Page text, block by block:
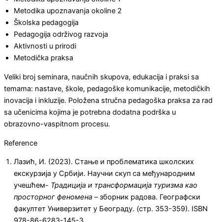
Metodika upoznavanja okoline 2
Školska pedagogija
Pedagogija održivog razvoja
Aktivnosti u prirodi
Metodička praksa
Veliki broj seminara, naučnih skupova, edukacija i praksi sa
temama: nastave, škole, pedagoške komunikacije, metodičkih
inovacija i inkluzije. Položena stručna pedagoška praksa za rad
sa učenicima kojima je potrebna dodatna podrška u
obrazovno-vaspitnom procesu.
Reference
Лазић, И. (2023). Стање и проблематика школских
екскурзија у Србији. Научни скуп са међународним
учешћем- Традиција и трансформација туризма као
просторног феномена – зборник радова. Географски
факултет Универзитет у Београду. (стр. 353-359). ISBN